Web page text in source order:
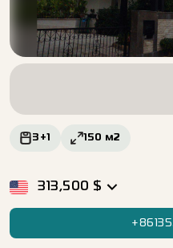
3+1 150 м2
313,500 $